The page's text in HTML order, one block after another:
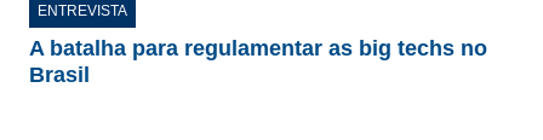
APRESENTAÇÃO
EMPREGO E ESTÁGIO
ENTREVISTA
A batalha para regulamentar as big techs no
Brasil